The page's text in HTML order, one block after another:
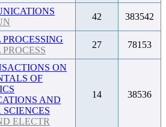
42 383542
27 78153
ON
OF
AND
ELECTR
14 38536